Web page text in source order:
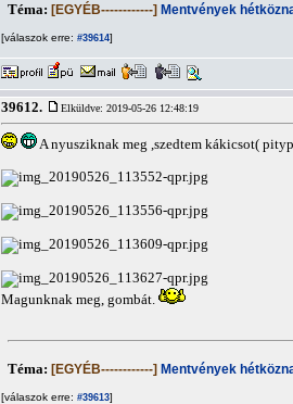
Téma: [EGYÉB------------] Mentvények
[válaszok erre: #39614]
39612. Elküldve: 2019-05-26 12:48:19
A nyusziknak meg ,szedtem kákicsot(
Magunknak meg, gombát.
Téma: [EGYÉB------------] Mentvények
[válaszok erre: #39613]